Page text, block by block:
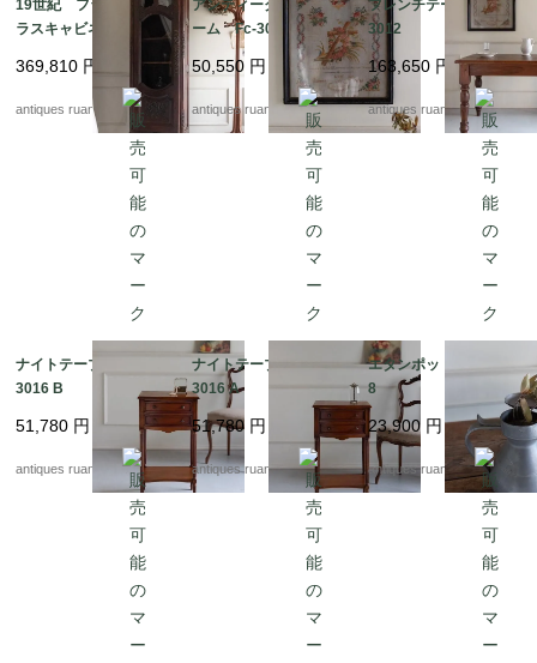
19世紀 フランスのガ
ラスキャビネット Fc-
369,810 円
antiques ruan
アンティーク刺繍フレ
ーム Fc-3062
50,550 円
antiques ruan
フレンチテーブル Fc-
3012
163,650 円
antiques ruan
ナイトテーブル B Fc-
3016 B
51,780 円
antiques ruan
ナイトテーブル A Fc-
3016 A
51,780 円
antiques ruan
エタンポット Fc-303
8
23,900 円
antiques ruan